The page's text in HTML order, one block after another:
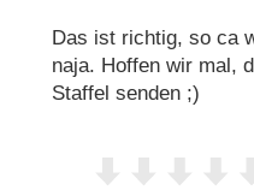
Das ist richtig, so ca
naja. Hoffen wir mal,
Staffel senden ;)